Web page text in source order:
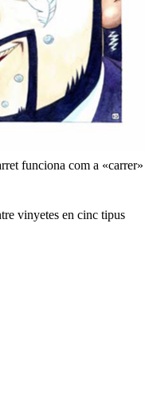
funciona com a «carrer»
vinyetes en cinc tipus